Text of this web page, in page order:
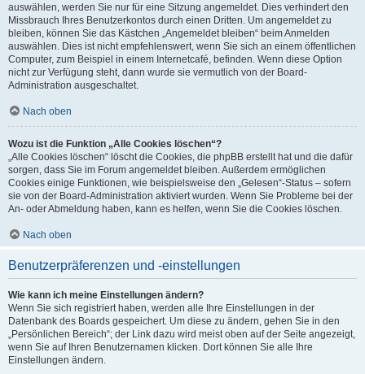
auswählen, werden Sie nur für eine Sitzung angemeldet. Dies verhindert den
Missbrauch Ihres Benutzerkontos durch einen Dritten. Um angemeldet zu
bleiben, können Sie das Kästchen „Angemeldet bleiben“ beim Anmelden
auswählen. Dies ist nicht empfehlenswert, wenn Sie sich an einem öffentlichen
Computer, zum Beispiel in einem Internetcafé, befinden. Wenn diese Option
nicht zur Verfügung steht, dann wurde sie vermutlich von der Board-
Administration ausgeschaltet.
Nach oben
Wozu ist die Funktion „Alle Cookies löschen“?
„Alle Cookies löschen“ löscht die Cookies, die phpBB erstellt hat und die dafür
sorgen, dass Sie im Forum angemeldet bleiben. Außerdem ermöglichen
Cookies einige Funktionen, wie beispielsweise den „Gelesen“-Status – sofern
sie von der Board-Administration aktiviert wurden. Wenn Sie Probleme bei der
An- oder Abmeldung haben, kann es helfen, wenn Sie die Cookies löschen.
Nach oben
Benutzerpräferenzen und -einstellungen
Wie kann ich meine Einstellungen ändern?
Wenn Sie sich registriert haben, werden alle Ihre Einstellungen in der
Datenbank des Boards gespeichert. Um diese zu ändern, gehen Sie in den
„Persönlichen Bereich“; der Link dazu wird meist oben auf der Seite angezeigt,
wenn Sie auf Ihren Benutzernamen klicken. Dort können Sie alle Ihre
Einstellungen ändern.